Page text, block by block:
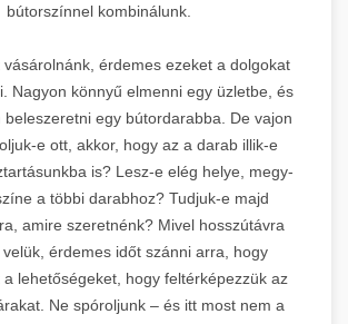
bútorszínnel kombinálunk.
vásárolnánk, érdemes ezeket a dolgokat
Nagyon könnyű elmenni egy üzletbe, és
beleszeretni egy bútordarabba. De vajon
e ott, akkor, hogy az a darab illik-e
is? Lesz-e elég helye, megy-
a többi darabhoz? Tudjuk-e majd
amire szeretnénk? Mivel hosszútávra
érdemes időt szánni arra, hogy
a lehetőségeket, hogy feltérképezzük az
Ne spóroljunk – és itt most nem a